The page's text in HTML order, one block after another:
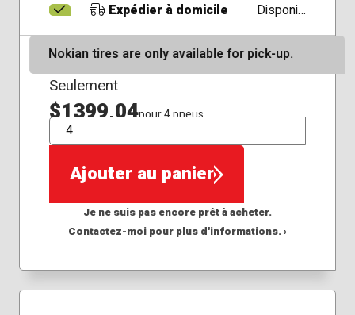
Expédier à domicile
Disponible
Nokian tires are only available for pick-up.
Seulement
$1399,04pour 4 pneus
QTÉ
Ajouter au panier
Je ne suis pas encore prêt à acheter.
Contactez-moi pour plus d'informations. ›